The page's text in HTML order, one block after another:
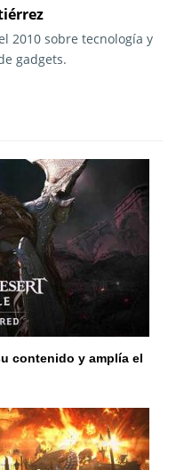
2010 sobre tecnología y
gadgets.
contenido y amplía el